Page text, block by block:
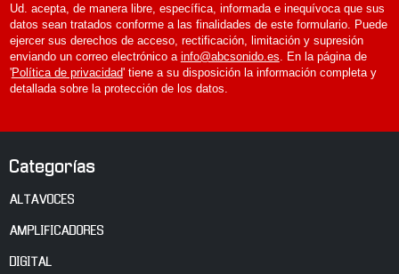
Ud. acepta, de manera libre, específica, informada e inequívoca que sus
datos sean tratados conforme a las finalidades de este formulario. Puede
ejercer sus derechos de acceso, rectificación, limitación y supresión
enviando un correo electrónico a info@abcsonido.es. En la página de
'Política de privacidad' tiene a su disposición la información completa y
detallada sobre la protección de los datos.
Categorías
ALTAVOCES
AMPLIFICADORES
DIGITAL